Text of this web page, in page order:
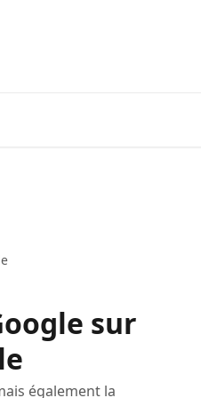
sur
également la